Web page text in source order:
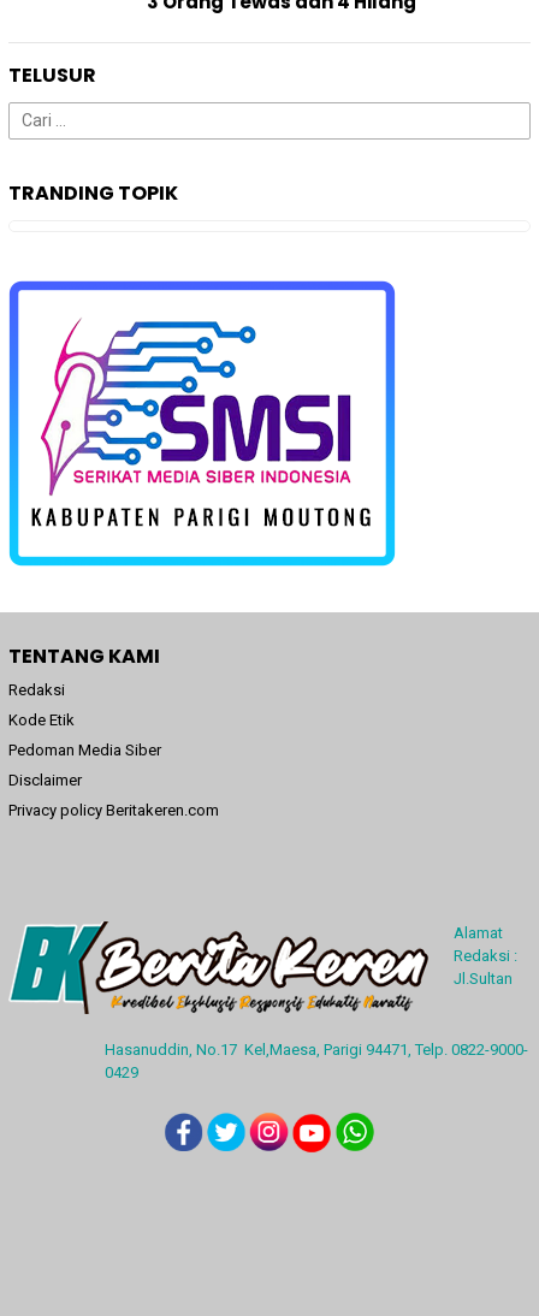
TELUSUR
Cari
untuk:
TRANDING TOPIK
TENTANG KAMI
Redaksi
Kode Etik
Pedoman Media Siber
Disclaimer
Privacy policy Beritakeren.com
Alamat
Redaksi :
Jl.Sultan
Hasanuddin, No.17 Kel,Maesa, Parigi 94471, Telp. 0822-9000-
0429